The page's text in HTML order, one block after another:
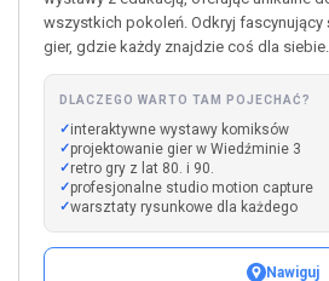
wszystkich pokoleń. Odkryj
gier, gdzie każdy znajdzie coś dla siebie.
DLACZEGO WARTO TAM POJECHAĆ?
interaktywne wystawy komiksów
projektowanie gier w Wiedźminie 3
retro gry z lat 80. i 90.
profesjonalne studio motion capture
warsztaty rysunkowe dla każdego
Nawiguj